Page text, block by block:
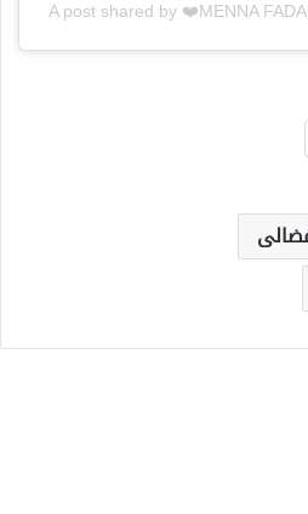
A post shared by ❤️MENNA